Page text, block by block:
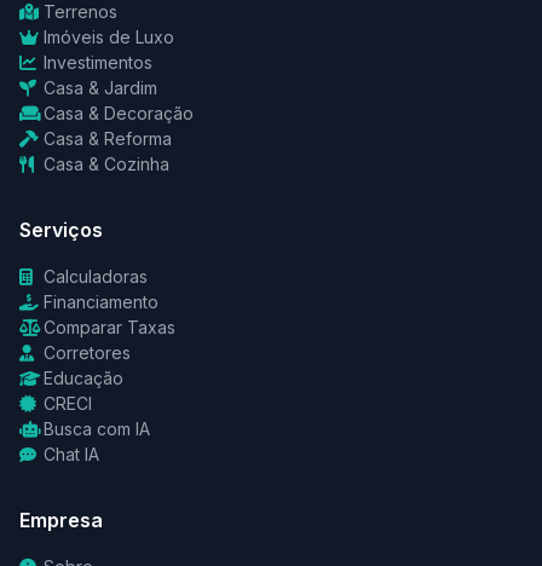
Terrenos
Imóveis de Luxo
Investimentos
Casa & Jardim
Casa & Decoração
Casa & Reforma
Casa & Cozinha
Serviços
Calculadoras
Financiamento
Comparar Taxas
Corretores
Educação
CRECI
Busca com IA
Chat IA
Empresa